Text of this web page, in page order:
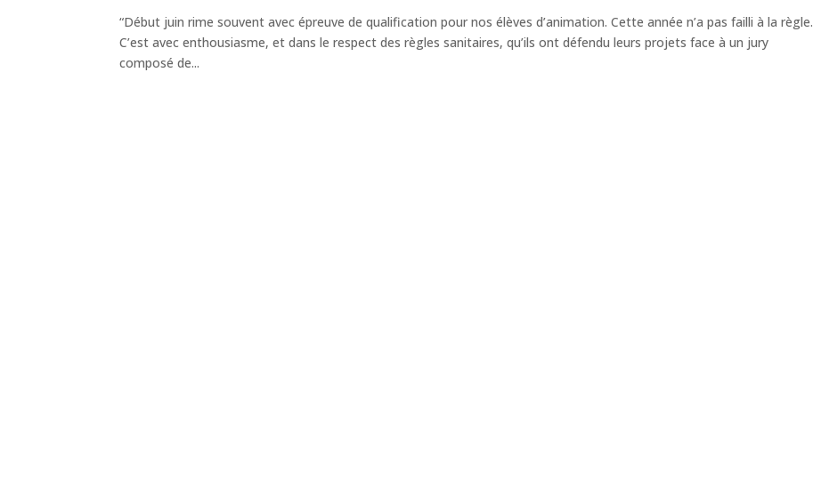
“Début juin rime souvent avec épreuve de qualification pour nos élèves d’animation. Cette année n’a pas failli à la règle.
C’est avec enthousiasme, et dans le respect des règles sanitaires, qu’ils ont défendu leurs projets face à un jury
composé de...